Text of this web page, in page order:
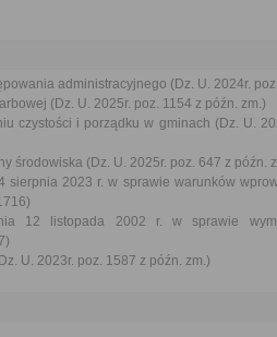
administracyjnego (Dz. U. 2024r.
(Dz. U. 2025r. poz. 1154 z późn. zm.)
czystości i porządku w gminach (Dz. U.
środowiska (Dz. U. 2025r. poz. 647 z późn.
sierpnia 2023 r. w sprawie warunków
12 listopada 2002 r. w sprawie
U. 2023r. poz. 1587 z późn. zm.)